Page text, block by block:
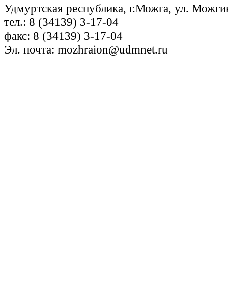
Удмуртская республика, г.Можга, ул.
тел.: 8 (34139) 3-17-04
факс: 8 (34139) 3-17-04
Эл. почта: mozhraion@udmnet.ru